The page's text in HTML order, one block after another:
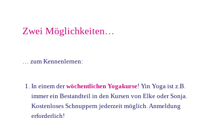
Zwei Möglichkeiten…
… zum Kennenlernen:
In einem derwöchentlichen Yogakurse! Yin Yogaist z.B.
immer ein Bestandteil in den Kursen von Elke oder Sonja.
Kostenloses Schnuppern jederzeit möglich. Anmeldung
erforderlich!